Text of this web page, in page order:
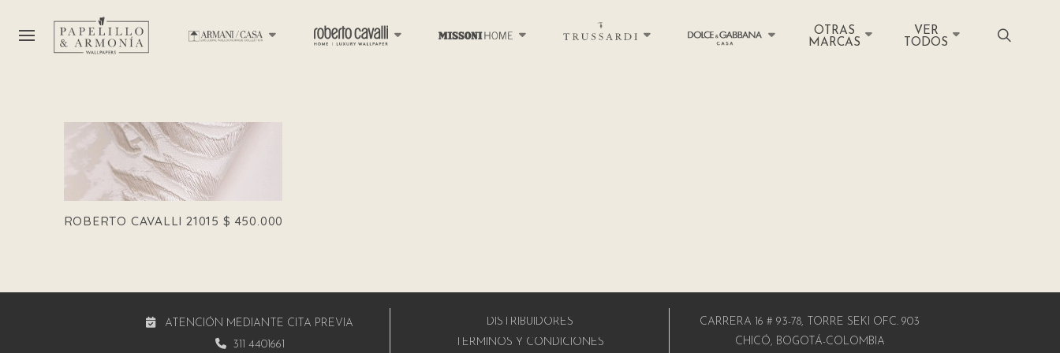
OTRAS
MARCAS
VER
TODOS
ROBERTO CAVALLI 21015 $ 450.000
ATENCIÓN MEDIANTE CITA PREVIA
311 4401661
DISTRIBUIDORES
TÉRMINOS Y CONDICIONES
CARRERA 16 # 93-78, TORRE SEKI OFC. 903
CHICÓ, BOGOTÁ-COLOMBIA